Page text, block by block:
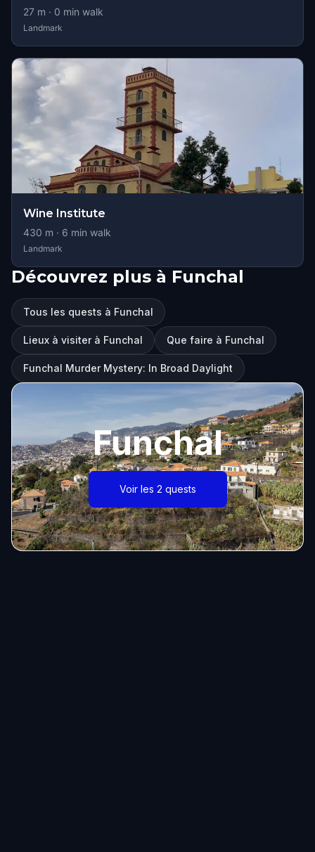
27 m · 0 min walk
Landmark
Wine Institute
430 m · 6 min walk
Landmark
Découvrez plus à Funchal
Tous les quests à Funchal
Lieux à visiter à Funchal Que faire à Funchal
Funchal Murder Mystery: In Broad Daylight
Funchal
Voir les 2 quests